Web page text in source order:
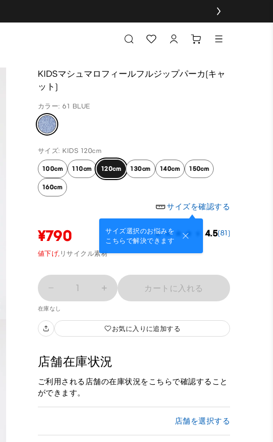
KIDSマシュマロフィールフルジップパーカ(キャ
ット)
カラー: 61 BLUE
サイズ: KIDS 120cm
100cm 110cm 120cm 130cm 140cm 150cm
160cm
サイズを確認する
サイズ選択のお悩みを
こちらで解決できます
¥790 4.5(81)
値下げ, リサイクル素材
1 カートに入れる
在庫なし
お気に入りに追加する
店舗在庫状況
ご利用される店舗の在庫状況をこちらで確認すること
ができます。
店舗を選択する